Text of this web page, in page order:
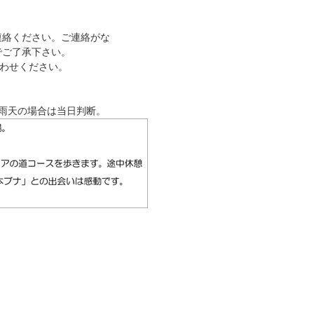
ください。ご連絡がな
了承下さい。
せください。
天の場合は当日判断。